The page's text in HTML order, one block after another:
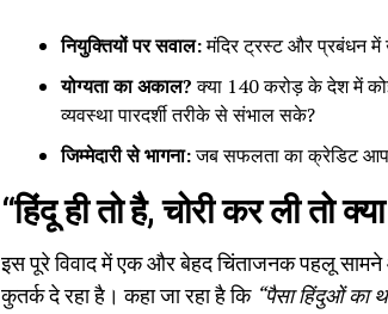
नियुक्तियों पर सवाल:मंदिर ट्रस्ट और प्रबंधन में
योग्यता का अकाल?क्या 140 करोड़ के देश में कोई
व्यवस्था पारदर्शी तरीके से संभाल सके?
जिम्मेदारी से भागना:जब सफलता का क्रेडिट
“हिंदू ही तो है, चोरी कर ली तो
इस पूरे विवाद में एक और बेहद चिंताजनक पहलू सामने
कुतर्क दे रहा है। कहा जा रहा है कि “पैसा हिंदुओं का